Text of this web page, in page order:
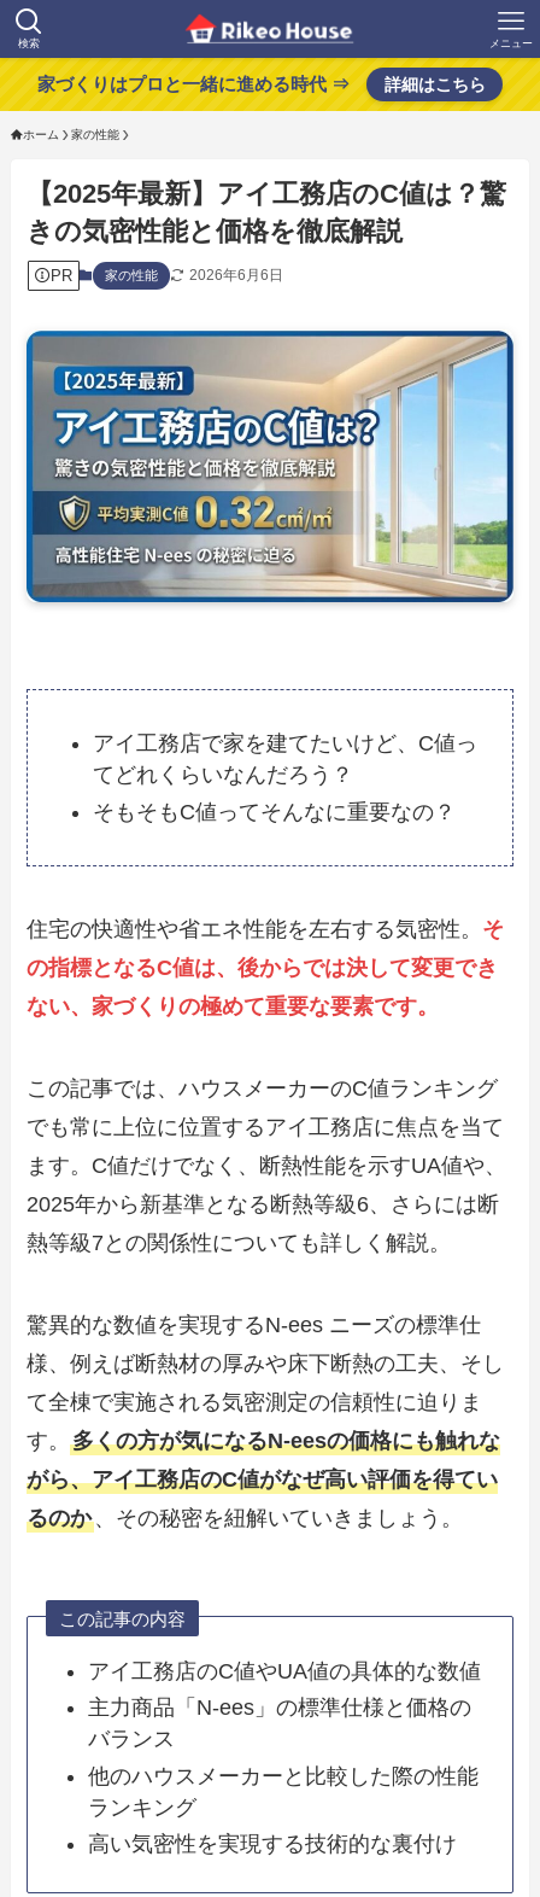
検索 メニュー
家づくりはプロと一緒に進める時代 ⇒ 詳細はこちら
ホーム 家の性能
【2025年最新】アイ工務店のC値は？驚
きの気密性能と価格を徹底解説
PR 家の性能 2026年6月6日
アイ工務店で家を建てたいけど、C値っ
てどれくらいなんだろう？
そもそもC値ってそんなに重要なの？
住宅の快適性や省エネ性能を左右する気密性。 そ
の指標となるC値は、後からでは決して変更でき
ない、家づくりの極めて重要な要素です。
この記事では、ハウスメーカーのC値ランキング
でも常に上位に位置するアイ工務店に焦点を当て
ます。C値だけでなく、断熱性能を示すUA値や、
2025年から新基準となる断熱等級6、さらには断
熱等級7との関係性についても詳しく解説。
驚異的な数値を実現するN-ees ニーズの標準仕
様、例えば断熱材の厚みや床下断熱の工夫、そし
て全棟で実施される気密測定の信頼性に迫りま
す。多くの方が気になるN-eesの価格にも触れな
がら、アイ工務店のC値がなぜ高い評価を得てい
るのか、その秘密を紐解いていきましょう。
この記事の内容
アイ工務店のC値やUA値の具体的な数値
主力商品「N-ees」の標準仕様と価格の
バランス
他のハウスメーカーと比較した際の性能
ランキング
高い気密性を実現する技術的な裏付け